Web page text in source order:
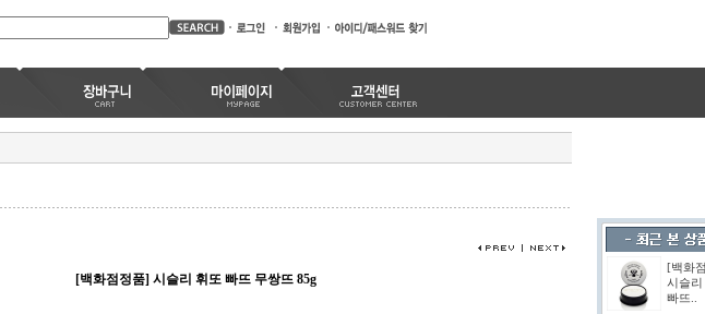
[백화점정품] 시슬리 휘또 빠뜨 무쌍뜨 85g
[백화
시슬리
빠뜨..